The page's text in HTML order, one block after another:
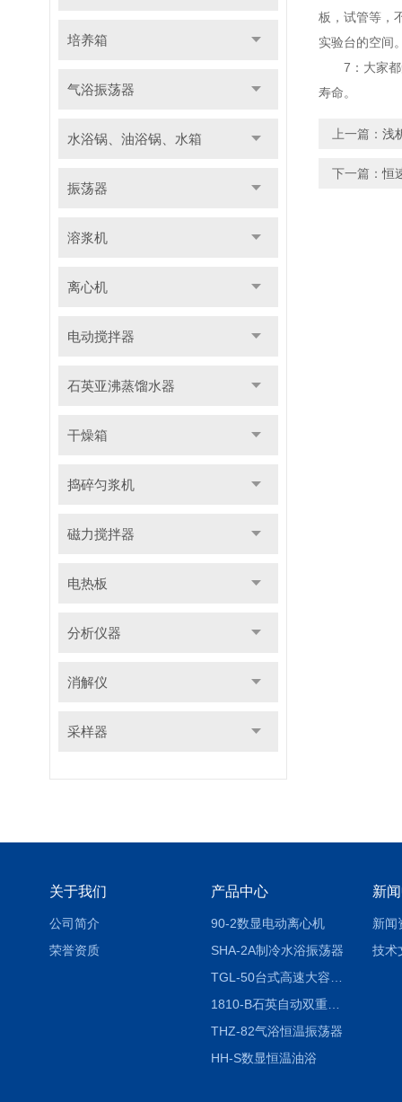
培养箱
气浴振荡器
水浴锅、油浴锅、水箱
振荡器
溶浆机
离心机
电动搅拌器
石英亚沸蒸馏水器
干燥箱
捣碎匀浆机
磁力搅拌器
电热板
分析仪器
消解仪
采样器
板，试管等，
实验台的空间
7：大家都知
寿命。
上一篇： 浅
下一篇：恒
关于我们
公司简介
荣誉资质
产品中心
90-2数显电动离心机
SHA-2A制冷水浴振荡器
1810-B石英自动双重纯水蒸馏水器
THZ-82气浴恒温振荡器
HH-S数显恒温油浴
新
新闻
技术